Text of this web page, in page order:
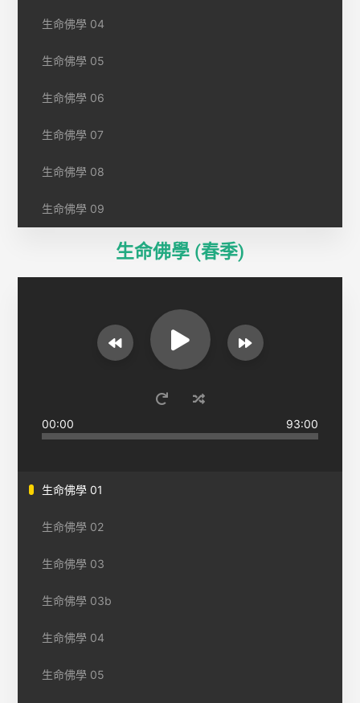
生命佛學 04
生命佛學 05
生命佛學 06
生命佛學 07
生命佛學 08
生命佛學 09
生命佛學 (春季)
00:00 93:00
生命佛學 01
生命佛學 02
生命佛學 03
生命佛學 03b
生命佛學 04
生命佛學 05